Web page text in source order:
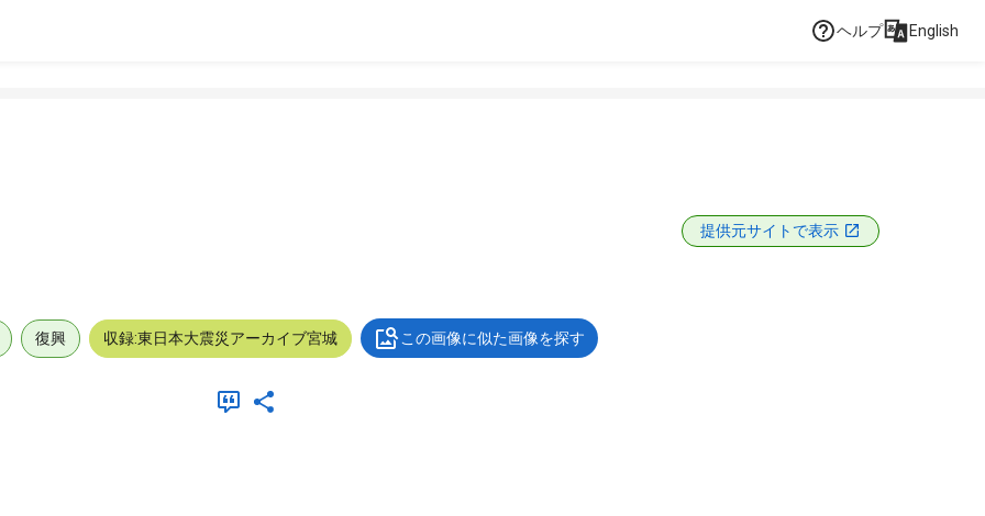
ヘルプ English
提供元サイトで表示
復興 収録:東日本大震災アーカイブ宮城 この画像に似た画像を探す